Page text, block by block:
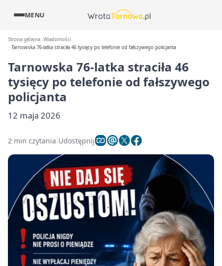
MENU
Strona główna Wiadomości
Tarnowska 76-latka straciła 46 tysięcy po telefonie od fałszywego policjanta
Tarnowska 76-latka straciła 46
tysięcy po telefonie od fałszywego
policjanta
12 maja 2026
2 min czytania Udostępnij